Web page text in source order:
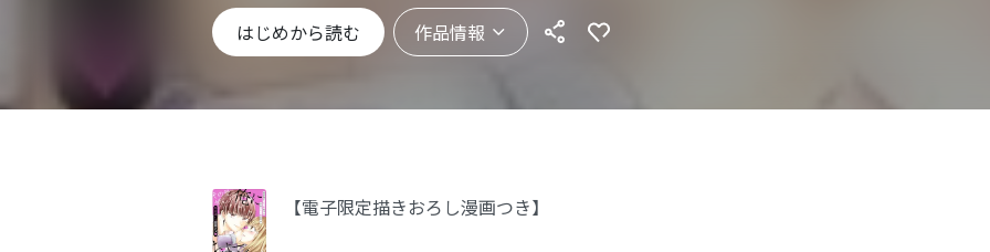
はじめから読む 作品情報
【電子限定描きおろし漫画つき】